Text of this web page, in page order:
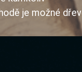
je možné